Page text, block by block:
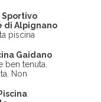
Sportivo
di Alpignano
piscina
Gaidano
ben tenuta.
Non
non ha
Piscina